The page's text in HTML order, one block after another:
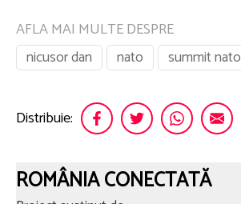
AFLA MAI MULTE DESPRE
nicusor dan
nato summit nato
Distribuie:
ROMÂNIA CONECTATĂ